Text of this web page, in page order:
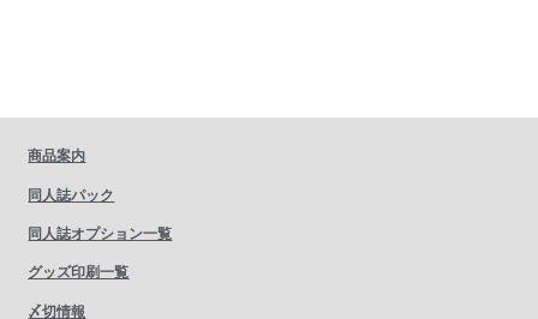
商品案内
同人誌パック
同人誌オプション一覧
グッズ印刷一覧
〆切情報